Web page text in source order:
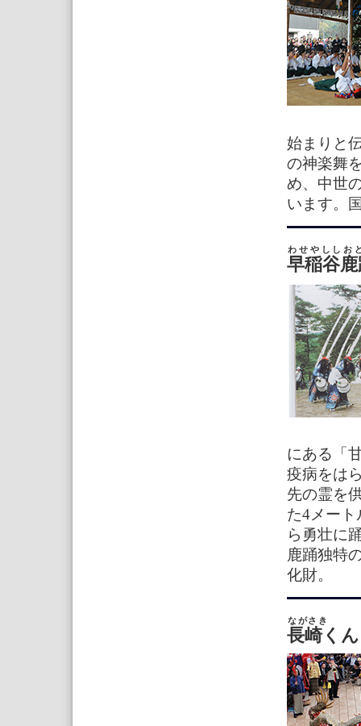
始まりと
の神楽舞
め、中世
います。
早稲谷
わせやししお
にある「
疫病をは
先の霊を
た4メー
ら勇壮に
鹿踊独特
化財。
長崎く
ながさき